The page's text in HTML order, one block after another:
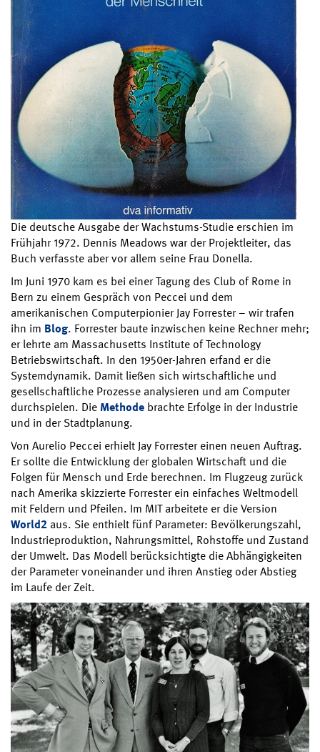
Die deutsche Ausgabe der Wachstums-Studie erschien im
Frühjahr 1972. Dennis Meadows war der Projektleiter, das
Buch verfasste aber vor allem seine Frau Donella.
Im Juni 1970 kam es bei einer Tagung des Club of Rome in
Bern zu einem Gespräch von Peccei und dem
amerikanischen Computerpionier Jay Forrester – wir trafen
ihn im Blog. Forrester baute inzwischen keine Rechner mehr;
er lehrte am Massachusetts Institute of Technology
Betriebswirtschaft. In den 1950er-Jahren erfand er die
Systemdynamik. Damit ließen sich wirtschaftliche und
gesellschaftliche Prozesse analysieren und am Computer
durchspielen. Die Methode brachte Erfolge in der Industrie
und in der Stadtplanung.
Von Aurelio Peccei erhielt Jay Forrester einen neuen Auftrag.
Er sollte die Entwicklung der globalen Wirtschaft und die
Folgen für Mensch und Erde berechnen. Im Flugzeug zurück
nach Amerika skizzierte Forrester ein einfaches Weltmodell
mit Feldern und Pfeilen. Im MIT arbeitete er die Version
World2 aus. Sie enthielt fünf Parameter: Bevölkerungszahl,
Industrieproduktion, Nahrungsmittel, Rohstoffe und Zustand
der Umwelt. Das Modell berücksichtigte die Abhängigkeiten
der Parameter voneinander und ihren Anstieg oder Abstieg
im Laufe der Zeit.